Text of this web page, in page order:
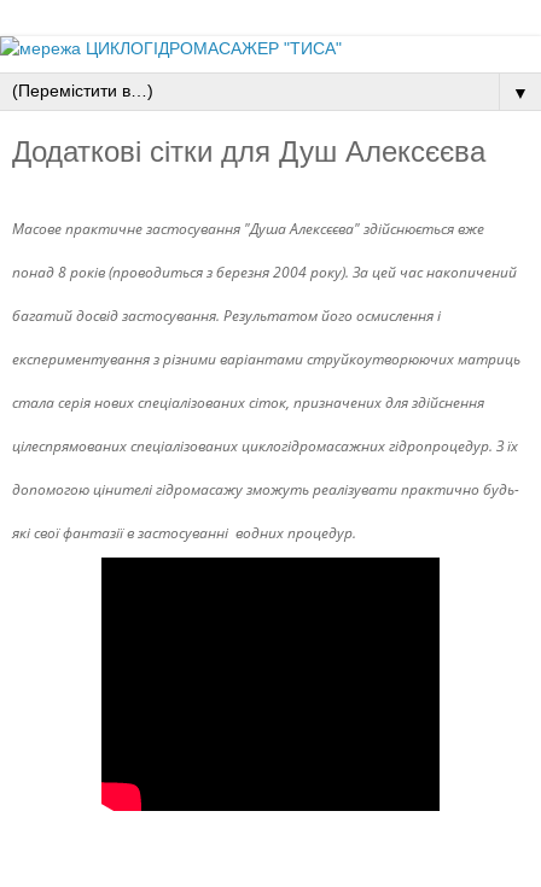
▼
Додаткові сітки для Душ Алексєєва
Масове практичне застосування "Душа Алексєєва" здійснюється вже
понад 8 років (проводиться з березня 2004 року). За цей час накопичений
багатий досвід застосування. Результатом його осмислення і
експериментування з різними варіантами струйкоутворюючих матриць
стала серія нових спеціалізованих сіток, призначених для здійснення
цілеспрямованих спеціалізованих циклогідромасажних гідропроцедур. З їх
допомогою цінителі гідромасажу зможуть реалізувати практично будь-
які свої фантазії в застосуванні водних процедур.